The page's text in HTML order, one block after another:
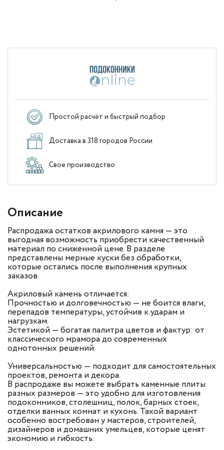
Простой расчёт и быстрый подбор
Доставка в 318 городов России
Свое производство
Описание
Распродажа остатков акрилового камня — это
выгодная возможность приобрести качественный
материал по сниженной цене. В разделе
представлены мерные куски без обработки,
которые остались после выполнения крупных
заказов.
Акриловый камень отличается:
Прочностью и долговечностью — не боится влаги,
перепадов температуры, устойчив к ударам и
нагрузкам.
Эстетикой — богатая палитра цветов и фактур: от
классического мрамора до современных
однотонных решений.
Универсальностью — подходит для самостоятельных
проектов, ремонта и декора.
В распродаже вы можете выбрать каменные плиты
разных размеров — это удобно для изготовления
подоконников, столешниц, полок, барных стоек,
отделки ванных комнат и кухонь. Такой вариант
особенно востребован у мастеров, строителей,
дизайнеров и домашних умельцев, которые ценят
экономию и гибкость.